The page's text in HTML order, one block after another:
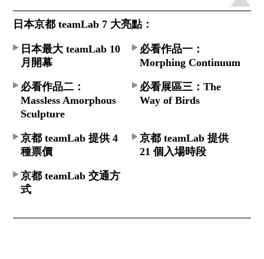
日本京都 teamLab 7 大亮點：
日本最大 teamLab 10
月開幕
必看作品一：
Morphing Continuum
必看作品二：
Massless Amorphous
Sculpture
必看展區三：The
Way of Birds
京都 teamLab 提供 4
種票價
京都 teamLab 提供
21 個入場時段
京都 teamLab 交通方
式